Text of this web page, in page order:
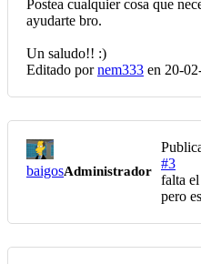
Postea cualquier cosa que
ayudarte bro.
Un saludo!! :)
Editado pornem333 en 20-
baigosAdministrador
#3
falta
pero